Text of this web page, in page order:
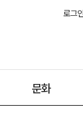
로그인
문화